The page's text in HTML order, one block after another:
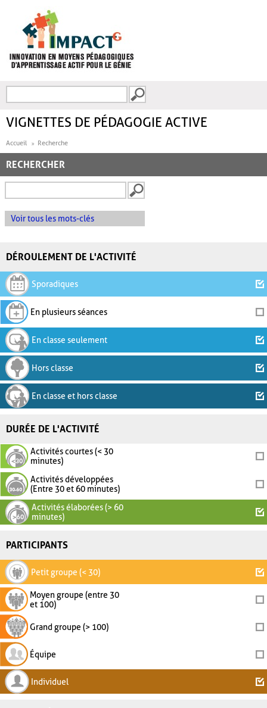
FORMULAIRE DE
VIGNETTES DE PÉDAGOGIE ACTIVE
Accueil Recherche
RECHERCHER
Voir tous les mots-clés
DÉROULEMENT DE L'ACTIVITÉ
Sporadiques
En plusieurs séances
En classe seulement
Hors classe
En classe et hors classe
DURÉE DE L'ACTIVITÉ
Activités courtes (< 30
minutes)
Activités développées
(Entre 30 et 60 minutes)
Activités élaborées (> 60
minutes)
PARTICIPANTS
Petit groupe (< 30)
Moyen groupe (entre 30
et 100)
Grand groupe (> 100)
Équipe
Individuel